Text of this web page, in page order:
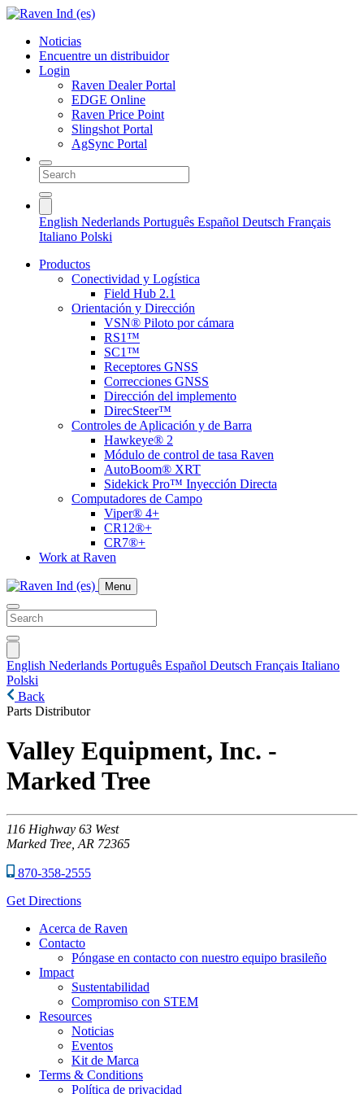
Noticias
Encuentre un distribuidor
Login
Raven Dealer Portal
EDGE Online
Raven Price Point
Slingshot Portal
AgSync Portal
English Nederlands Português Español Deutsch Français
Italiano Polski
Productos
Conectividad y Logística
Field Hub 2.1
Orientación y Dirección
VSN® Piloto por cámara
RS1™
SC1™
Receptores GNSS
Correcciones GNSS
Dirección del implemento
DirecSteer™
Controles de Aplicación y de Barra
Hawkeye® 2
Módulo de control de tasa Raven
AutoBoom® XRT
Sidekick Pro™ Inyección Directa
Computadores de Campo
Viper® 4+
CR12®+
CR7®+
Work at Raven
Menu
English Nederlands Português Español Deutsch Français Italiano
Polski
Back
Parts Distributor
Valley Equipment, Inc. -
Marked Tree
116 Highway 63 West
Marked Tree, AR 72365
870-358-2555
Get Directions
Acerca de Raven
Contacto
Póngase en contacto con nuestro equipo brasileño
Impact
Sustentabilidad
Compromiso con STEM
Resources
Noticias
Eventos
Kit de Marca
Terms & Conditions
Política de privacidad